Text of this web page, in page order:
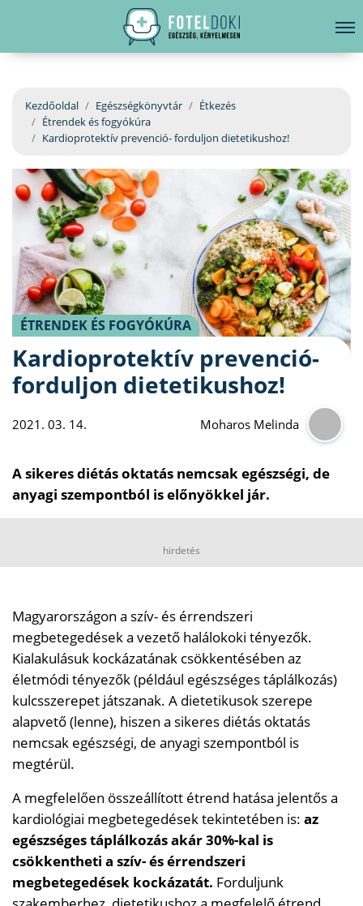
EGÉSZSÉGKÖNYVTÁR
BETEGSÉGKALAUZ
ÜGYELETKERESŐ
ORVOS VÁLASZOL
ORVOSKERESŐ
hirdetés
Kezdőoldal Egészségkönyvtár
Étkezés
Étrendek és fogyókúra
Kardioprotektív prevenció- forduljon dietetikushoz!
ÉTRENDEK ÉS FOGYÓKÚRA
Kardioprotektív prevenció-
forduljon dietetikushoz!
2021. 03. 14. Moharos Melinda
A sikeres diétás oktatás nemcsak egészségi, de
anyagi szempontból is előnyökkel jár.
hirdetés
Magyarországon a szív- és érrendszeri
megbetegedések a vezető halálokoki tényezők.
Kialakulásuk kockázatának csökkentésében az
életmódi tényezők (például egészséges táplálkozás)
kulcsszerepet játszanak. A dietetikusok szerepe
alapvető (lenne), hiszen a sikeres diétás oktatás
nemcsak egészségi, de anyagi szempontból is
megtérül.
A megfelelően összeállított étrend hatása jelentős a
kardiológiai megbetegedések tekintetében is: az
egészséges táplálkozás akár 30%-kal is
csökkentheti a szív- és érrendszeri
megbetegedések kockázatát. Forduljunk